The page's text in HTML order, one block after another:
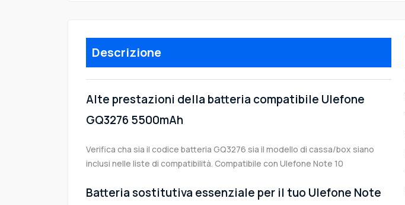
Descrizione
Alte prestazioni della batteria compatibile Ulefone
GQ3276 5500mAh
Verifica cha sia il codice batteria GQ3276 sia il modello di cassa/box siano
inclusi nelle liste di compatibilità. Compatibile con Ulefone Note 10
Batteria sostitutiva essenziale per il tuo Ulefone Note